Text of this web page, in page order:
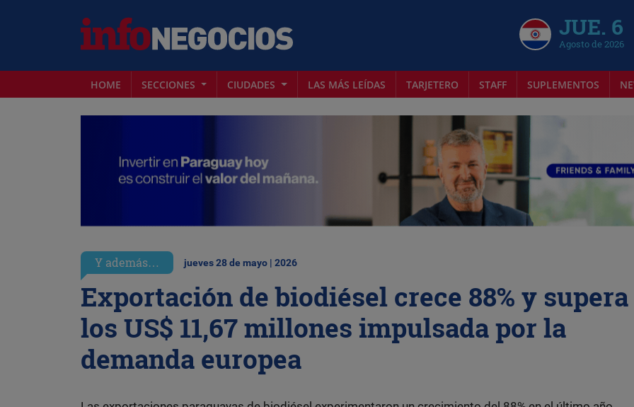
JUE. 6
Agosto de 2026
HOME SECCIONES CIUDADES LAS MÁS LEÍDAS TARJETERO STAFF SUPLEMENTOS
Y además… jueves 28 de mayo | 2026
Exportación de biodiésel crece 88% y supera
los US$ 11,67 millones impulsada por la
demanda europea